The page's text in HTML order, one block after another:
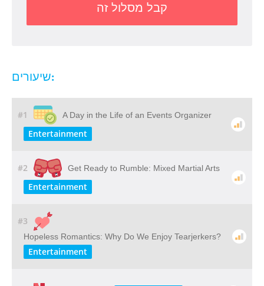
קבל מסלול זה
שיעורים:
#1 A Day in the Life of an Events Organizer
Entertainment
#2 Get Ready to Rumble: Mixed Martial Arts
Entertainment
#3
Hopeless Romantics: Why Do We Enjoy Tearjerkers?
Entertainment